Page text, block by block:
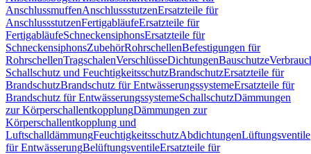
AnschlussmuffenAnschlussstutzenErsatzteile für
AnschlussstutzenFertigabläufeErsatzteile für
FertigabläufeSchneckensiphonsErsatzteile für
SchneckensiphonsZubehörRohrschellenBefestigungen für
RohrschellenTragschalenVerschlüsseDichtungenBauschutze
Schallschutz und FeuchtigkeitsschutzBrandschutzErsatzteile für
BrandschutzBrandschutz für EntwässerungssystemeErsatzteile für
Brandschutz für EntwässerungssystemeSchallschutzDämmungen
zur KörperschallentkopplungDämmungen zur
Körperschallentkopplung und
LuftschalldämmungFeuchtigkeitsschutzAbdichtungenLüftungsventile
für EntwässerungBelüftungsventileErsatzteile für